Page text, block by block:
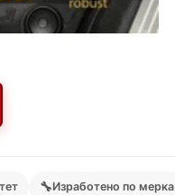
🔧Изработено по мерка